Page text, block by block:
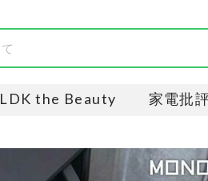
LDK the Beauty 家電批